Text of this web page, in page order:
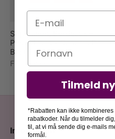
Superkilen, Bordeaux –
PosterHaus x Candela De
Bortoli
Fra
289,00kr.
Information
E-mail
Navn
Tilmeld
*Rabatten kan ikke
rabatkoder. Når du tilmelder
til, at vi må sende dig e-mails
formål.